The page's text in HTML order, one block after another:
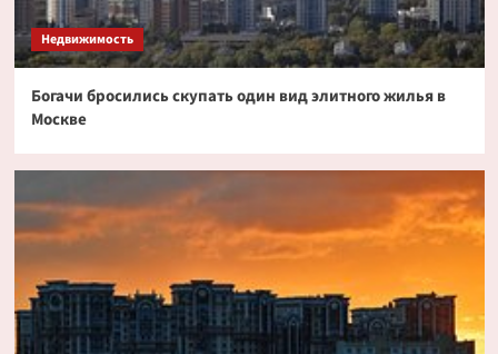
3
токенизированных акциях
Криптовалюта
Криптовалюта
Эксперт PlanB допустил снижение биткоина
до $52 000
Недвижимость
Богачи бросились скупать один вид элитного жилья в
Москве